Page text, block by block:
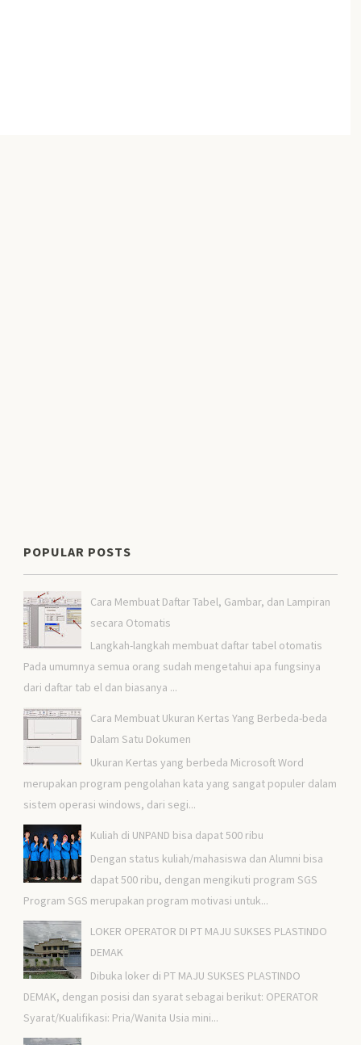
POPULAR POSTS
Cara Membuat Daftar Tabel, Gambar, dan Lampiran
secara Otomatis
Langkah-langkah membuat daftar tabel otomatis
Pada umumnya semua orang sudah mengetahui apa fungsinya
dari daftar tab el dan biasanya ...
Cara Membuat Ukuran Kertas Yang Berbeda-beda
Dalam Satu Dokumen
Ukuran Kertas yang berbeda Microsoft Word
merupakan program pengolahan kata yang sangat populer dalam
sistem operasi windows, dari segi...
Kuliah di UNPAND bisa dapat 500 ribu
Dengan status kuliah/mahasiswa dan Alumni bisa
dapat 500 ribu, dengan mengikuti program SGS
Program SGS merupakan program motivasi untuk...
LOKER OPERATOR DI PT MAJU SUKSES PLASTINDO
DEMAK
Dibuka loker di PT MAJU SUKSES PLASTINDO
DEMAK, dengan posisi dan syarat sebagai berikut: OPERATOR
Syarat/Kualifikasi: Pria/Wanita Usia mini...